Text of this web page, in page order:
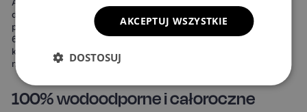
dopasowane do Twojego stylu. Do wyboru masz 15 kolorów
powierzchni, 3 wzory komórek i 20 wariantów obszycia – to ponad
690 kombinacji! Możesz wybrać dywaniki, które idealnie
komponują się z wnętrzem Twojego auta lub nadają mu zupełnie
nowy charakter.
100% wodoodporne i całoroczne
AKCEPTUJ WSZYSTKIE
DOSTOSUJ